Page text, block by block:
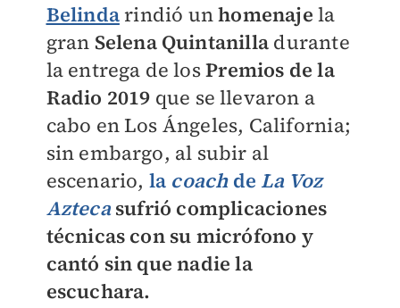
Belindarindió unhomenaje la
gran Selena Quintanilla durante
la entrega de losPremios de la
Radio 2019 que se llevaron a
cabo en Los Ángeles, California;
sin embargo, al subir al
escenario, la coach de La Voz
Azteca sufrió complicaciones
técnicas con su micrófono y
cantó sin que nadie la
escuchara.